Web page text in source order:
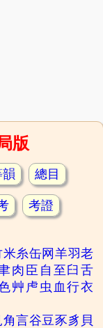
版
韻 總目
考證
米糸缶网 羊羽老
肉 臣 自 至 臼舌
艸 虍 虫 血行衣
角言谷豆豕豸 貝